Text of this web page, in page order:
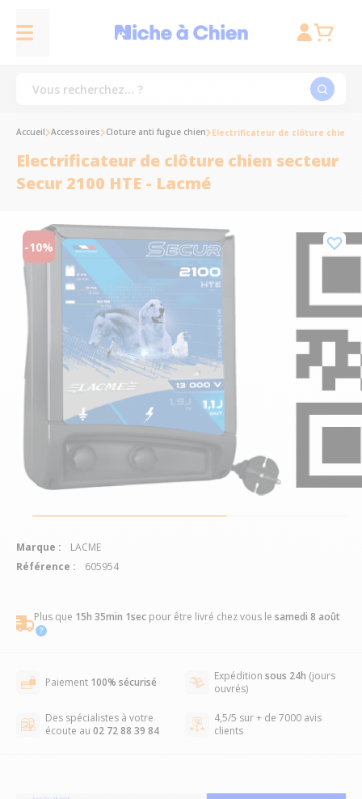
Plus que 15h 35min 1sec pour être livré chez vous le samedi 8 août
Paiement 100% sécurisé Expédition sous 24h (jours
ouvrés)
Des spécialistes à votre
écoute au 02 72 88 39 84
4,5/5 sur + de 7000 avis
clients
Accueil Accessoires Cloture anti fugue chien Electrificateur de clôture chien
Electrificateur de clôture chien secteur
Secur 2100 HTE - Lacmé
-10%
Marque :
LACME
Référence :
605954